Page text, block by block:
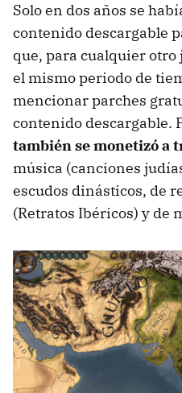
Solo en dos años se
contenido descargable
que, para cualquier otro
el mismo periodo de
mencionar parches
contenido descargable.
también se monetizó a
música (canciones
escudos dinásticos, de
(Retratos Ibéricos) y de